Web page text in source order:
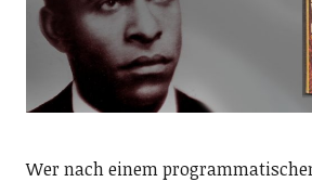
Wer nach einem